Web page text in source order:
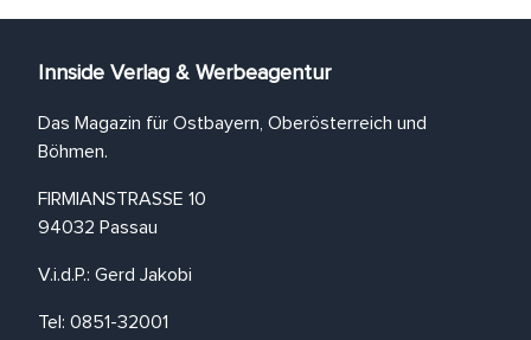
Innside Verlag & Werbeagentur
Das Magazin für Ostbayern, Oberösterreich und
Böhmen.
FIRMIANSTRASSE 10
94032 Passau
V.i.d.P.: Gerd Jakobi
Tel: 0851-32001